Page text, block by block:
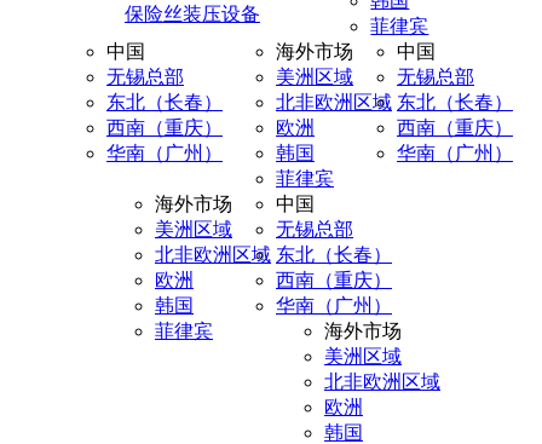
保险丝装压设备
菲律宾
中国
无锡总部
东北（长春）
西南（重庆）
华南（广州）
海外市场
美洲区域
北非欧洲区域
欧洲
韩国
菲律宾
中国
无锡总部
东北（长春）
西南（重庆）
华南（广州）
海外市场
美洲区域
北非欧洲区域
欧洲
韩国
菲律宾
中国
无锡总部
东北（长春）
西南（重庆）
华南（广州）
海外市场
美洲区域
北非欧洲区域
欧洲
韩国